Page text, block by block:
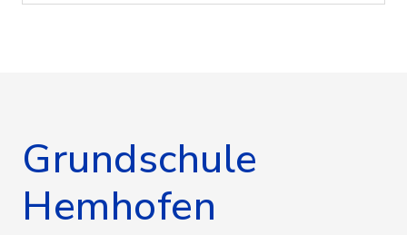
Grundschule
Hemhofen